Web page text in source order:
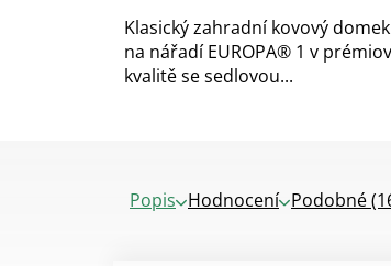
Klasický zahradní kovový domek
na nářadí EUROPA® 1 v
kvalitě se sedlovou...
Popis Podobné
Hodnocení